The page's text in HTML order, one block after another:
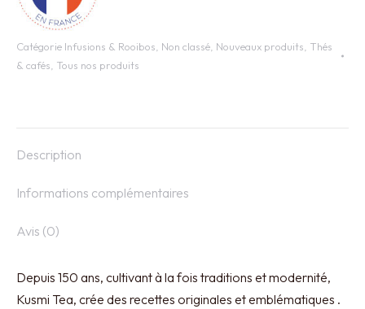
20
sachets
-
Catégorie Infusions & Rooibos Non classé Nouveaux produits Thés
& cafés Tous nos produits
Description
Informations complémentaires
Avis (0)
Depuis 150 ans, cultivant à la fois traditions et modernité,
Kusmi Tea, crée des recettes originales et emblématiques .